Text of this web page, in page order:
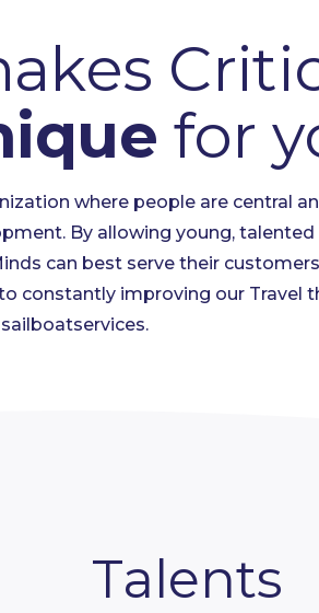
for
where people are central
By allowing young,
can best serve their
constantly improving our Travel
sailboatservices.
Talents